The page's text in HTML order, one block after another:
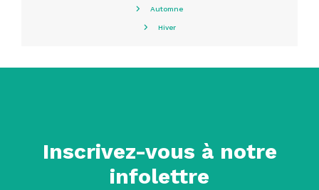
Automne
Hiver
Inscrivez-vous à notre
infolettre